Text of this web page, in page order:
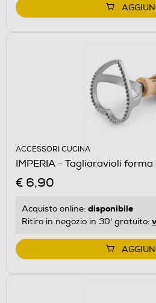
ACCESSORI CUCINA
IMPERIA - Tagliaravioli
€ 6,90
Acquisto online: disponibile
Ritiro in negozio in 30' gratuito: